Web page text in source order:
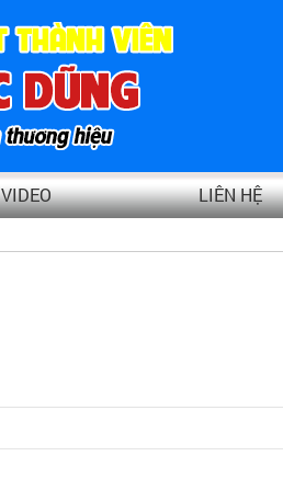
VIDEO LIÊN HỆ